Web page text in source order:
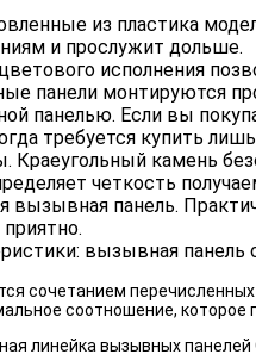
из пластика
и прослужит дольше.
исполнения
панели монтируются
панелью. Если вы
требуется купить
Краеугольный камень
четкость
вызывная панель.
вызывная
сочетанием
соотношение, которое
линейка вызывных